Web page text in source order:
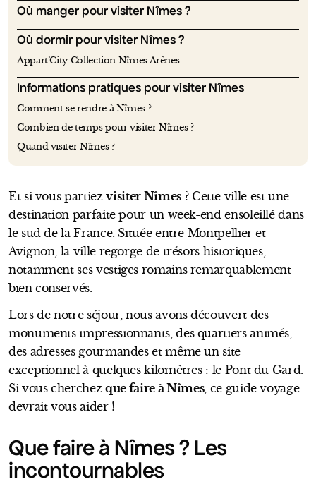
Où manger pour visiter Nîmes ?
Où dormir pour visiter Nîmes ?
Appart’City Collection Nîmes Arènes
Informations pratiques pour visiter Nîmes
Comment se rendre à Nîmes ?
Combien de temps pour visiter Nîmes ?
Quand visiter Nîmes ?
Et si vous partiezvisiter Nîmes ? Cette ville est une
destination parfaite pour un week-end ensoleillé dans
le sud de la France. Située entre Montpellier et
Avignon, la ville regorge de trésors historiques,
notamment ses vestiges romains remarquablement
bien conservés.
Lors de notre séjour, nous avons découvert des
monuments impressionnants, des quartiers animés,
des adresses gourmandes et même un site
exceptionnel à quelques kilomètres : le Pont du Gard.
Si vous cherchez que faire à Nîmes, ce guide voyage
devrait vous aider !
Que faire à Nîmes ? Les
incontournables